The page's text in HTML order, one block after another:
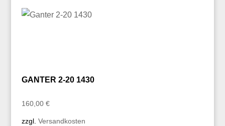
GANTER 2-20 1430
160,00 €
zzgl. Versandkosten